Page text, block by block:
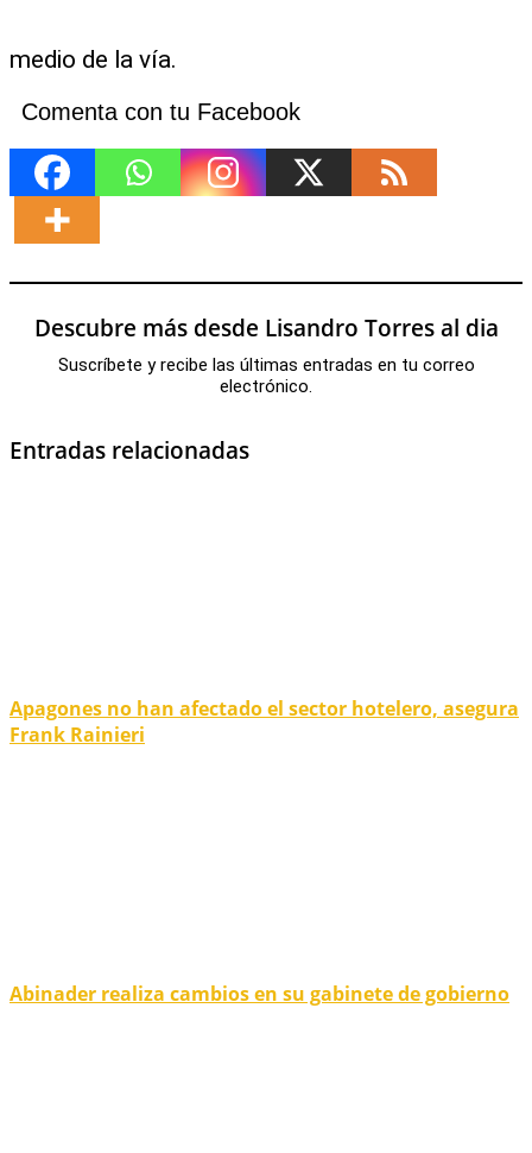
medio de la vía.
Comenta con tu Facebook
Descubre más desde Lisandro Torres al dia
Suscríbete y recibe las últimas entradas en tu correo
electrónico.
Entradas relacionadas
Apagones no han afectado el sector hotelero, asegura
Frank Rainieri
Abinader realiza cambios en su gabinete de gobierno